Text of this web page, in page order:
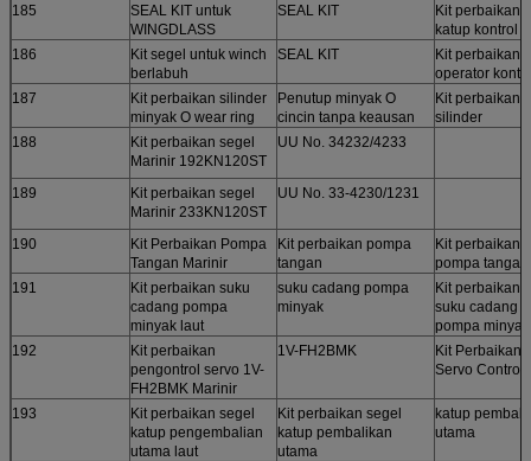
185
SEAL KIT untuk
WINGDLASS
SEAL KIT
Kit perbaikan
katup kontrol
186
Kit segel untuk winch
berlabuh
SEAL KIT
Kit perbaikan
operator
187
Kit perbaikan silinder
minyak O wear ring
Penutup minyak O
cincin tanpa keausan
Kit perbaikan
silinder
188
Kit perbaikan segel
Marinir 192KN120ST
UU No. 34232/4233
189
Kit perbaikan segel
Marinir 233KN120ST
UU No. 33-4230/1231
190
Kit Perbaikan Pompa
Tangan Marinir
Kit perbaikan pompa
tangan
Kit perbaikan
pompa tangan
191
Kit perbaikan suku
cadang pompa
minyak laut
suku cadang pompa
minyak
Kit perbaikan
suku cadang
pompa minyak
192
Kit perbaikan
pengontrol servo 1V-
FH2BMK Marinir
1V-FH2BMK
Kit Perbaikan
Servo
193
Kit perbaikan segel
katup pengembalian
utama laut
Kit perbaikan segel
katup pembalikan
utama
katup
utama